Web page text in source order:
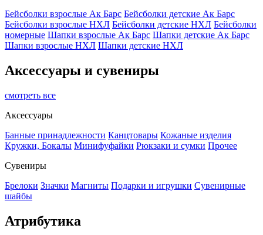
Бейсболки взрослые Ак Барс Бейсболки детские Ак Барс
Бейсболки взрослые НХЛ Бейсболки детские НХЛ Бейсболки
номерные Шапки взрослые Ак Барс Шапки детские Ак Барс
Шапки взрослые НХЛ Шапки детские НХЛ
Аксессуары и сувениры
смотреть все
Аксессуары
Банные принадлежности Канцтовары Кожаные изделия
Кружки, Бокалы Минифуфайки Рюкзаки и сумки Прочее
Сувениры
Брелоки Значки Магниты Подарки и игрушки Сувенирные
шайбы
Атрибутика